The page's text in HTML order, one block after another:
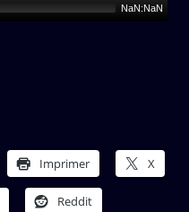
NaN:NaN
Imprimer X
Reddit